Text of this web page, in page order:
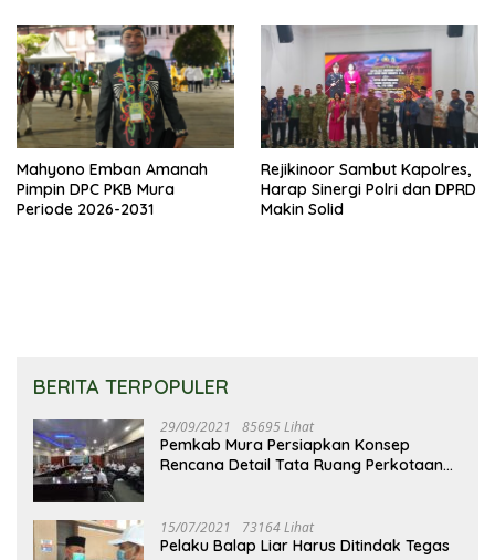
Mahyono Emban Amanah
Pimpin DPC PKB Mura
Periode 2026-2031
Rejikinoor Sambut Kapolres,
Harap Sinergi Polri dan DPRD
Makin Solid
BERITA TERPOPULER
29/09/2021 85695 Lihat
Pemkab Mura Persiapkan Konsep
Rencana Detail Tata Ruang Perkotaan
15/07/2021 73164 Lihat
Pelaku Balap Liar Harus Ditindak Tegas